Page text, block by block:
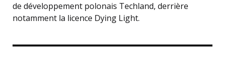
de développement polonais Techland, derrière
notamment la licence Dying Light.